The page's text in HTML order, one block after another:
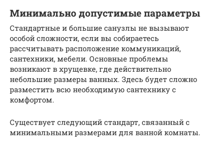
Минимально допустимые параметры
Стандартные и большие санузлы не вызывают
особой сложности, если вы собираетесь
рассчитывать расположение коммуникаций,
сантехники, мебели. Основные проблемы
возникают в хрущевке, где действительно
небольшие размеры ванных. Здесь будет сложно
разместить всю необходимую сантехнику с
комфортом.
Существует следующий стандарт, связанный с
минимальными размерами для ванной комнаты.